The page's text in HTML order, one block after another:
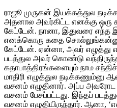
ராஜூ முருகன் இயக்கத்துல
அதனால அவர்கிட்ட எனக்கு
கேட்டேன். நானா, இதுவரை எந்த
எனக்கொரு கதை சொல்லுங்கன்னு
கேட்டேன். ஏன்னா, அவர் எழுத்து
படத்துல அவர் கொண்டு
கதாபாத்திரங்களையும் நாம
மாதிரி எழுத்துல நடிக்கணும்னு
வசனம் எழுதினார். அப்ப அவரோட
வசனம் பேசப்பட்டது. இந்தப்
வசனம் எழுதியிருந்தார். ஆனா,